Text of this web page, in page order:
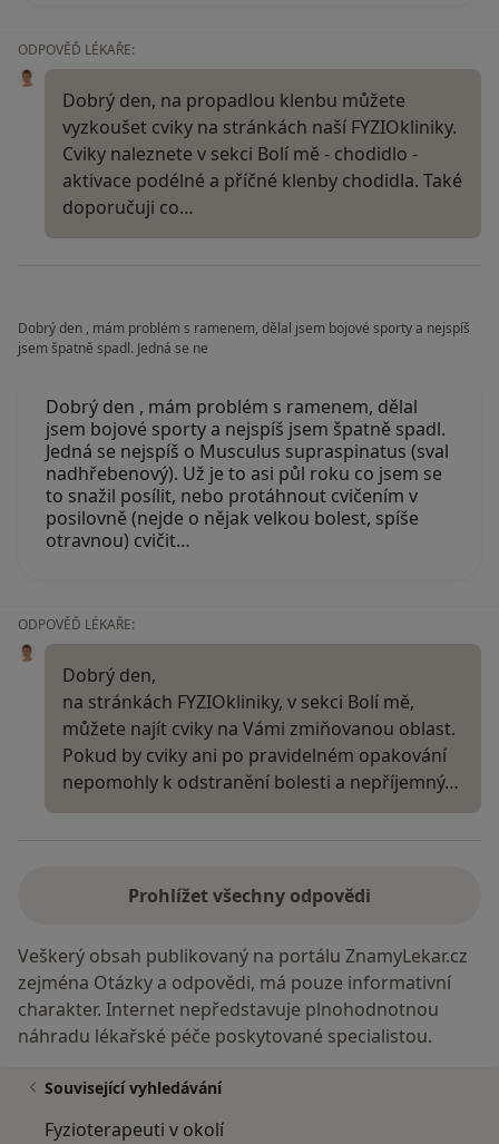
ODPOVĚĎ LÉKAŘE:
Dobrý den, na propadlou klenbu můžete
vyzkoušet cviky na stránkách naší FYZIOkliniky.
Cviky naleznete v sekci Bolí mě - chodidlo -
aktivace podélné a příčné klenby chodidla. Také
doporučuji co…
Dobrý den , mám problém s ramenem, dělal jsem bojové sporty a nejspíš
jsem špatně spadl. Jedná se ne
Dobrý den , mám problém s ramenem, dělal
jsem bojové sporty a nejspíš jsem špatně spadl.
Jedná se nejspíš o Musculus supraspinatus (sval
nadhřebenový). Už je to asi půl roku co jsem se
to snažil posílit, nebo protáhnout cvičením v
posilovně (nejde o nějak velkou bolest, spíše
otravnou) cvičit…
ODPOVĚĎ LÉKAŘE:
Dobrý den,
na stránkách FYZIOkliniky, v sekci Bolí mě,
můžete najít cviky na Vámi zmiňovanou oblast.
Pokud by cviky ani po pravidelném opakování
nepomohly k odstranění bolesti a nepříjemný…
Prohlížet všechny odpovědi
Veškerý obsah publikovaný na portálu ZnamyLekar.cz
zejména Otázky a odpovědi, má pouze informativní
charakter. Internet nepředstavuje plnohodnotnou
náhradu lékařské péče poskytované specialistou.
Související vyhledávání
Fyzioterapeuti v okolí